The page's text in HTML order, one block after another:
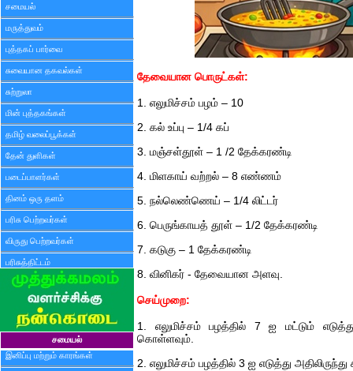
சமையல்
மருத்துவம்
புத்தகப் பார்வை
சுவையான தகவல்கள்
சுற்றுலா
மின் புத்தகங்கள்
தமிழ் வலைப்பூக்கள்
தேன் துளிகள்
படைப்பாளர்கள்
தினம் ஒரு தளம்
பரிசு பெற்றவர்கள்
விருது பெற்றவர்கள்
பரிசுத்திட்டம்
சமையல்
இனிப்பு மற்றும் காரங்கள்
தேவையான பொருட்கள்:
1. எலுமிச்சம் பழம் – 10
2. கல் உப்பு – 1/4 கப்
3. மஞ்சள்தூள் – 1 /2 தேக்கரண்டி
4. மிளகாய் வற்றல் – 8 எண்ணம்
5. நல்லெண்ணெய் – 1/4 லிட்டர்
6. பெருங்காயத் தூள் – 1/2 தேக்கரண்டி
7. கடுகு – 1 தேக்கரண்டி
8. வினிகர் - தேவையான அளவு.
செய்முறை:
1. எலுமிச்சம் பழத்தில் 7 ஐ மட்டும்
கொள்ளவும்.
2. எலுமிச்சம் பழத்தில் 3 ஐ எடுத்து